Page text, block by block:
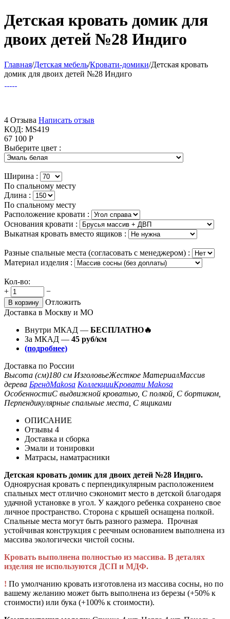
Детская кровать домик для
двоих детей №28 Индиго
Главная/Детская мебель/Кровати-домики/Детская кровать
домик для двоих детей №28 Индиго
4 Отзыва Написать отзыв
КОД: MS419
67 100 Р
Выберите цвет :
Ширина :
По спальному месту
Длина :
По спальному месту
Расположение кровати :
Основания кровати :
Выкатная кровать вместо ящиков :
Разные спальные места (согласовать с менеджером) :
Материал изделия :
Кол-во:
+
−
В корзину
Отложить
Доставка в Москву и МО
Внутри МКАД — БЕСПЛАТНО🔥
За МКАД — 45 руб/км
(подробнее)
Доставка по России
Высота (см)180 см ИзголовьеЖесткое МатериалМассив
дерева БрендMakosa КоллекцииКровати Makosa
ОсобенностиС выдвижной кроватью, С полкой, С бортиком,
Перпендикулярные спальные места, С ящиками
ОПИСАНИЕ
Отзывы 4
Доставка и сборка
Эмали и тонировки
Матрасы, наматрасники
Детская кровать домик для двоих детей №28 Индиго.
Одноярусная кровать с перпендикулярным расположением
спальных мест отлично сэкономит место в детской благодаря
удачной установке в угол. У каждого ребенка сохранено свое
личное пространство. Сторона с крышей оснащена полкой.
Спальные места могут быть разного размера. Прочная
устойчивая конструкция с реечным основанием выполнена из
массива экологически чистой сосны.
Кровать выполнена полностью из массива. В деталях
изделия не используются ДСП и МДФ.
! По умолчанию кровать изготовлена из массива сосны, но по
вашему желанию может быть выполнена из березы (+50% к
стоимости) или бука (+100% к стоимости).